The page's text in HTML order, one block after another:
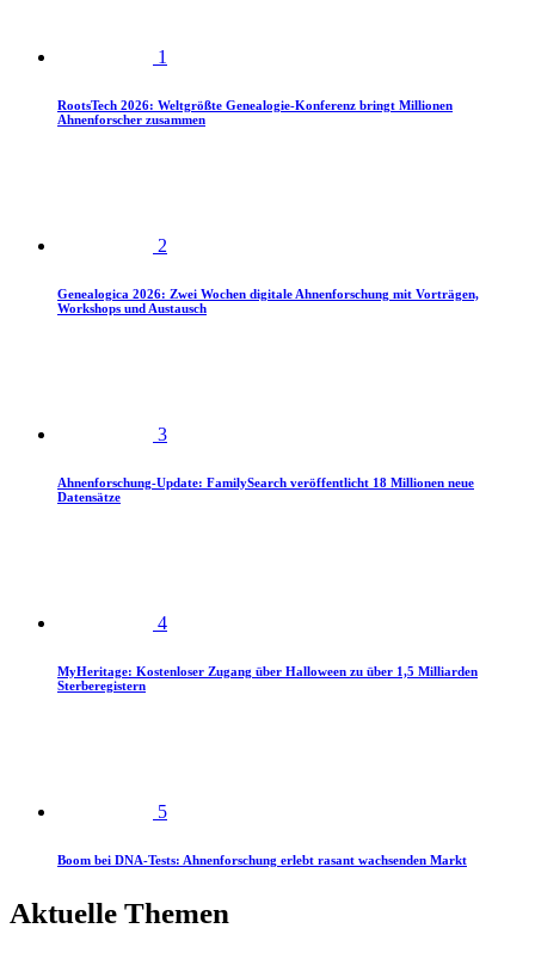
1
RootsTech 2026: Weltgrößte Genealogie-Konferenz bringt Millionen
Ahnenforscher zusammen
2
Genealogica 2026: Zwei Wochen digitale Ahnenforschung mit Vorträgen,
Workshops und Austausch
3
Ahnenforschung-Update: FamilySearch veröffentlicht 18 Millionen neue
Datensätze
4
MyHeritage: Kostenloser Zugang über Halloween zu über 1,5 Milliarden
Sterberegistern
5
Boom bei DNA-Tests: Ahnenforschung erlebt rasant wachsenden Markt
Aktuelle Themen